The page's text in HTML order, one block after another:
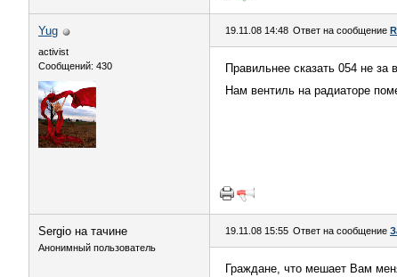
Yug
activist
Сообщений: 430
19.11.08 14:48 Ответ на сообщение
Правильнее сказать 054 не за
Нам вентиль на радиаторе
Sergio на тачине
Анонимный пользователь
19.11.08 15:55 Ответ на сообщение
Граждане, что мешает Вам